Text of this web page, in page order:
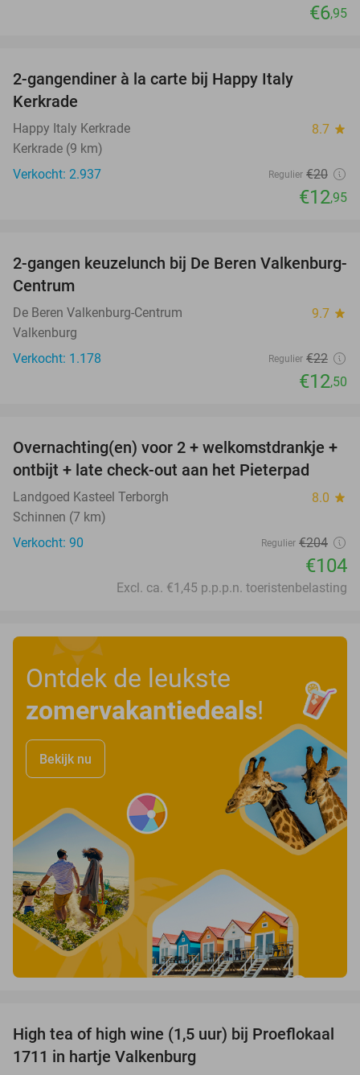
€6,95
2-gangendiner à la carte bij Happy Italy
Kerkrade
Happy Italy Kerkrade 8.7 star
Kerkrade (9 km)
Verkocht: 2.937
Regulier €20
€12,95
43%
2-gangen keuzelunch bij De Beren Valkenburg-
Centrum
De Beren Valkenburg-Centrum 9.7 star
Valkenburg
Verkocht: 1.178
Regulier €22
€12,50
49%
Overnachting(en) voor 2 + welkomstdrankje +
ontbijt + late check-out aan het Pieterpad
Landgoed Kasteel Terborgh 8.0 star
Schinnen (7 km)
Verkocht: 90
Regulier €204
€104
Excl. ca. €1,45 p.p.p.n. toeristenbelasting
Ontdek de leukste
zomervakantiedeals!
Bekijk nu
36%
High tea of high wine (1,5 uur) bij Proeflokaal
1711 in hartje Valkenburg